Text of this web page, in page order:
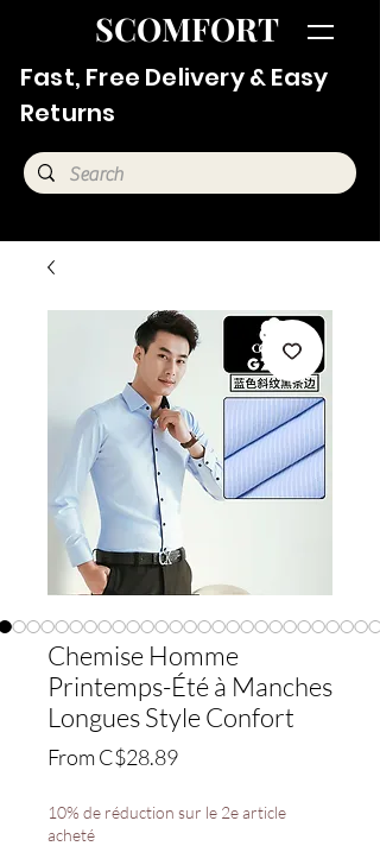
SCOMFORT
Fast, Free Delivery & Easy
Returns
Chemise Homme
Printemps-Été à Manches
Longues Style Confort
FromC$28.89Sale
10% de réduction sur le 2e article
acheté